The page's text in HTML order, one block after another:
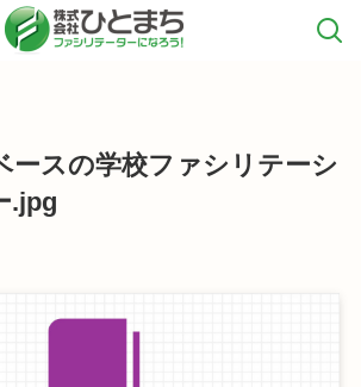
ースの学校ファシリテーシ
.jpg